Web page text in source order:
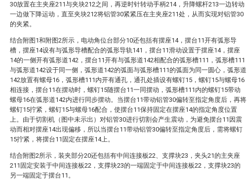
30放置在主夹座211与夹块212之间，再逆时针转动手柄214，升降螺杆213一边转动
一边做下降运动，直至夹块212将铝管30紧紧压在主夹座211处，从而实现对铝管30
的夹紧。
结合附图1和附图2所示，电动角位台部分10还包括有摆座14，摆台11开有弧形导
槽，摆座14设有与弧形导槽配合的弧形导轨141，摆台11滑动设置于摆座14，摆座
14的一侧开有弧形道142，摆台11开有与弧形道142相配合的弧形槽111，弧形槽111
与弧形道142设于同一侧，弧形道142的弧面与弧形槽111的弧面为同一圆心，弧形道
142放置有螺母16，弧形槽111内开有通孔，通孔处插设有螺钉15，螺钉15与螺母16
相连接，摆台11在摆动时，螺钉15随摆台11一同摆动，弧形槽111内的螺钉15带动
螺母16在弧形道142内进行同步摆动。当摆台11带动铝管30偏转至指定角度后，再将
螺钉15拧紧，螺钉15与螺母16配合，使摆台11保持固定在摆座14的指定角度位置
上。由于切割机（图中未示出）对铝管30进行切割会产生震动，为避免摆台11因震
动而相对摆座14出现偏移，所以当摆台11带动铝管30偏转至指定角度后，需将螺钉
15拧紧，将摆台11固定在摆座14上。
结合附图2所示，装夹部分20还包括有中间连接板22、支撑块23，夹头21的主夹座
211固定安装于中间连接板22，支撑块23的一端固定于中间连接板22，支撑块23的
另一端固定于摆台11。